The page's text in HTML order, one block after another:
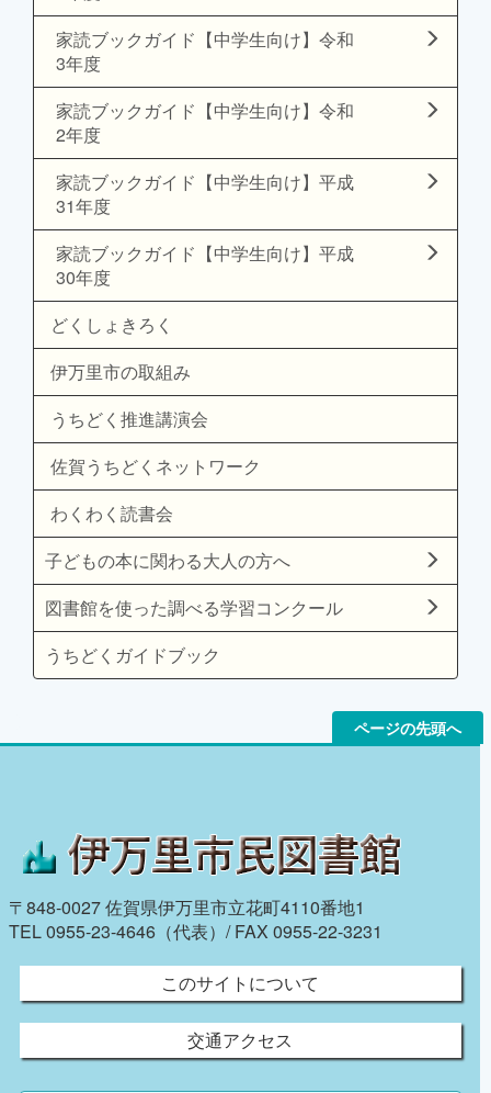
家読ブックガイド【中学生向け】令和
3年度
家読ブックガイド【中学生向け】令和
2年度
家読ブックガイド【中学生向け】平成
31年度
家読ブックガイド【中学生向け】平成
30年度
どくしょきろく
伊万里市の取組み
うちどく推進講演会
佐賀うちどくネットワーク
わくわく読書会
子どもの本に関わる大人の方へ
図書館を使った調べる学習コンクール
うちどくガイドブック
ページの先頭へ
〒848-0027 佐賀県伊万里市立花町4110番地1
TEL 0955-23-4646（代表）/ FAX 0955-22-3231
このサイトについて
交通アクセス